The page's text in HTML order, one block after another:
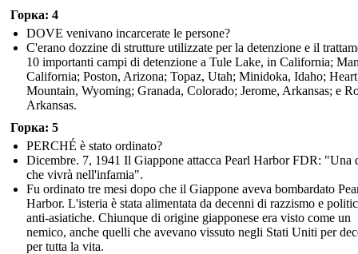
Горка: 4
DOVE venivano incarcerate le persone?
C'erano dozzine di strutture utilizzate per la detenzione e il
10 importanti campi di detenzione a Tule Lake, in California;
California; Poston, Arizona; Topaz, Utah; Minidoka, Idaho; Heart
Mountain, Wyoming; Granada, Colorado; Jerome, Arkansas; e
Arkansas.
Горка: 5
PERCHÉ è stato ordinato?
Dicembre. 7, 1941 Il Giappone attacca Pearl Harbor FDR: "Una
che vivrà nell'infamia".
Fu ordinato tre mesi dopo che il Giappone aveva bombardato
Harbor. L'isteria è stata alimentata da decenni di razzismo e
anti-asiatiche. Chiunque di origine giapponese era visto come un
nemico, anche quelli che avevano vissuto negli Stati Uniti per
per tutta la vita.